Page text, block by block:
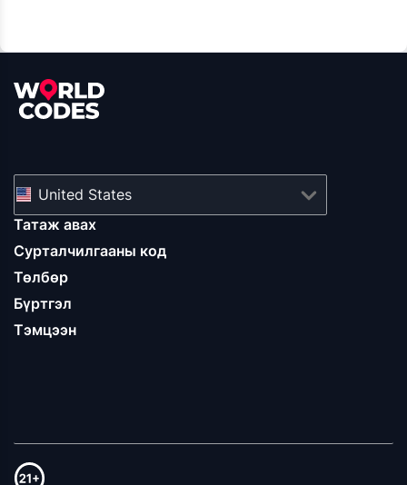
United States
Татаж авах
Сурталчилгааны код
Төлбөр
Бүртгэл
Тэмцээн